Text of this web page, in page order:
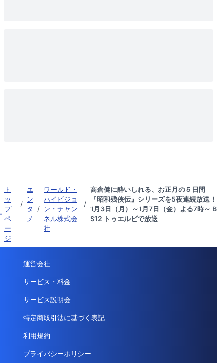
ト
ッ
プ
ペ
ー
ジ
/
エ
ン
タ
メ
/
ワールド・
ハイビジョ
ン・チャン
ネル株式会
社
/
高倉健に酔いしれる、お正月の５日間
『昭和残侠伝』シリーズを5夜連続放送！
1月3日（月）～1月7日（金）よる7時～ B
S12 トゥエルビで放送
運営会社
サービス・料金
サービス説明会
特定商取引法に基づく表記
利用規約
プライバシーポリシー